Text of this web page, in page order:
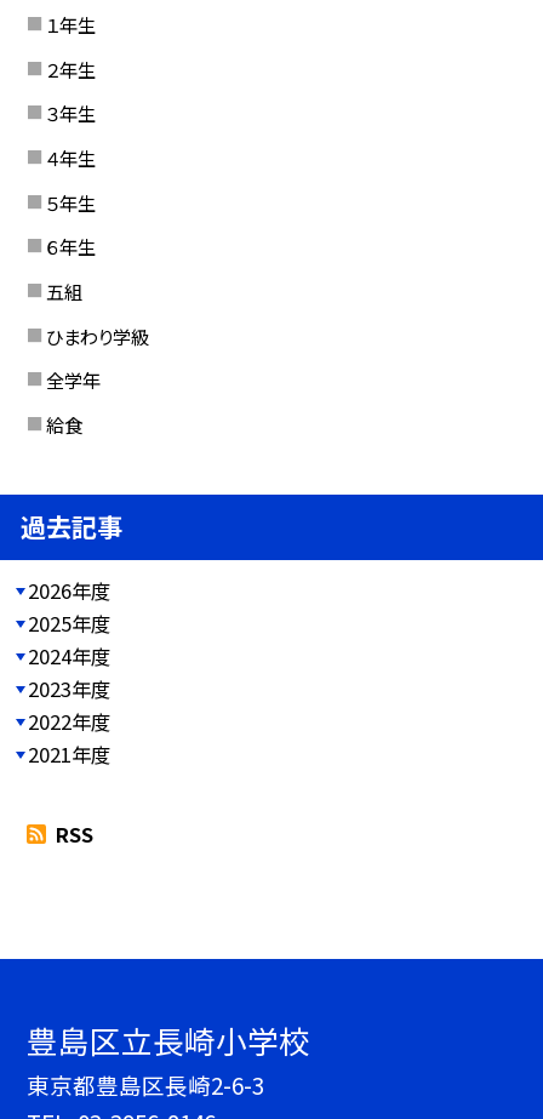
１年生
２年生
３年生
４年生
５年生
６年生
五組
ひまわり学級
全学年
給食
過去記事
2026年度
2025年度
2024年度
2023年度
2022年度
2021年度
RSS
豊島区立長崎小学校
東京都豊島区長崎2-6-3